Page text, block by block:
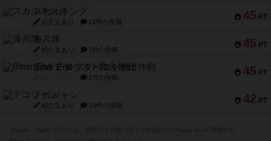
45 PT
スカルキング
紹介文あり 12件の投稿
45 PT
海兵隊
紹介文あり 1件の投稿
45 PT
Bitter End ブタペスト救出作戦
1件の投稿
42 PT
ドコジャン
紹介文あり 10件の投稿